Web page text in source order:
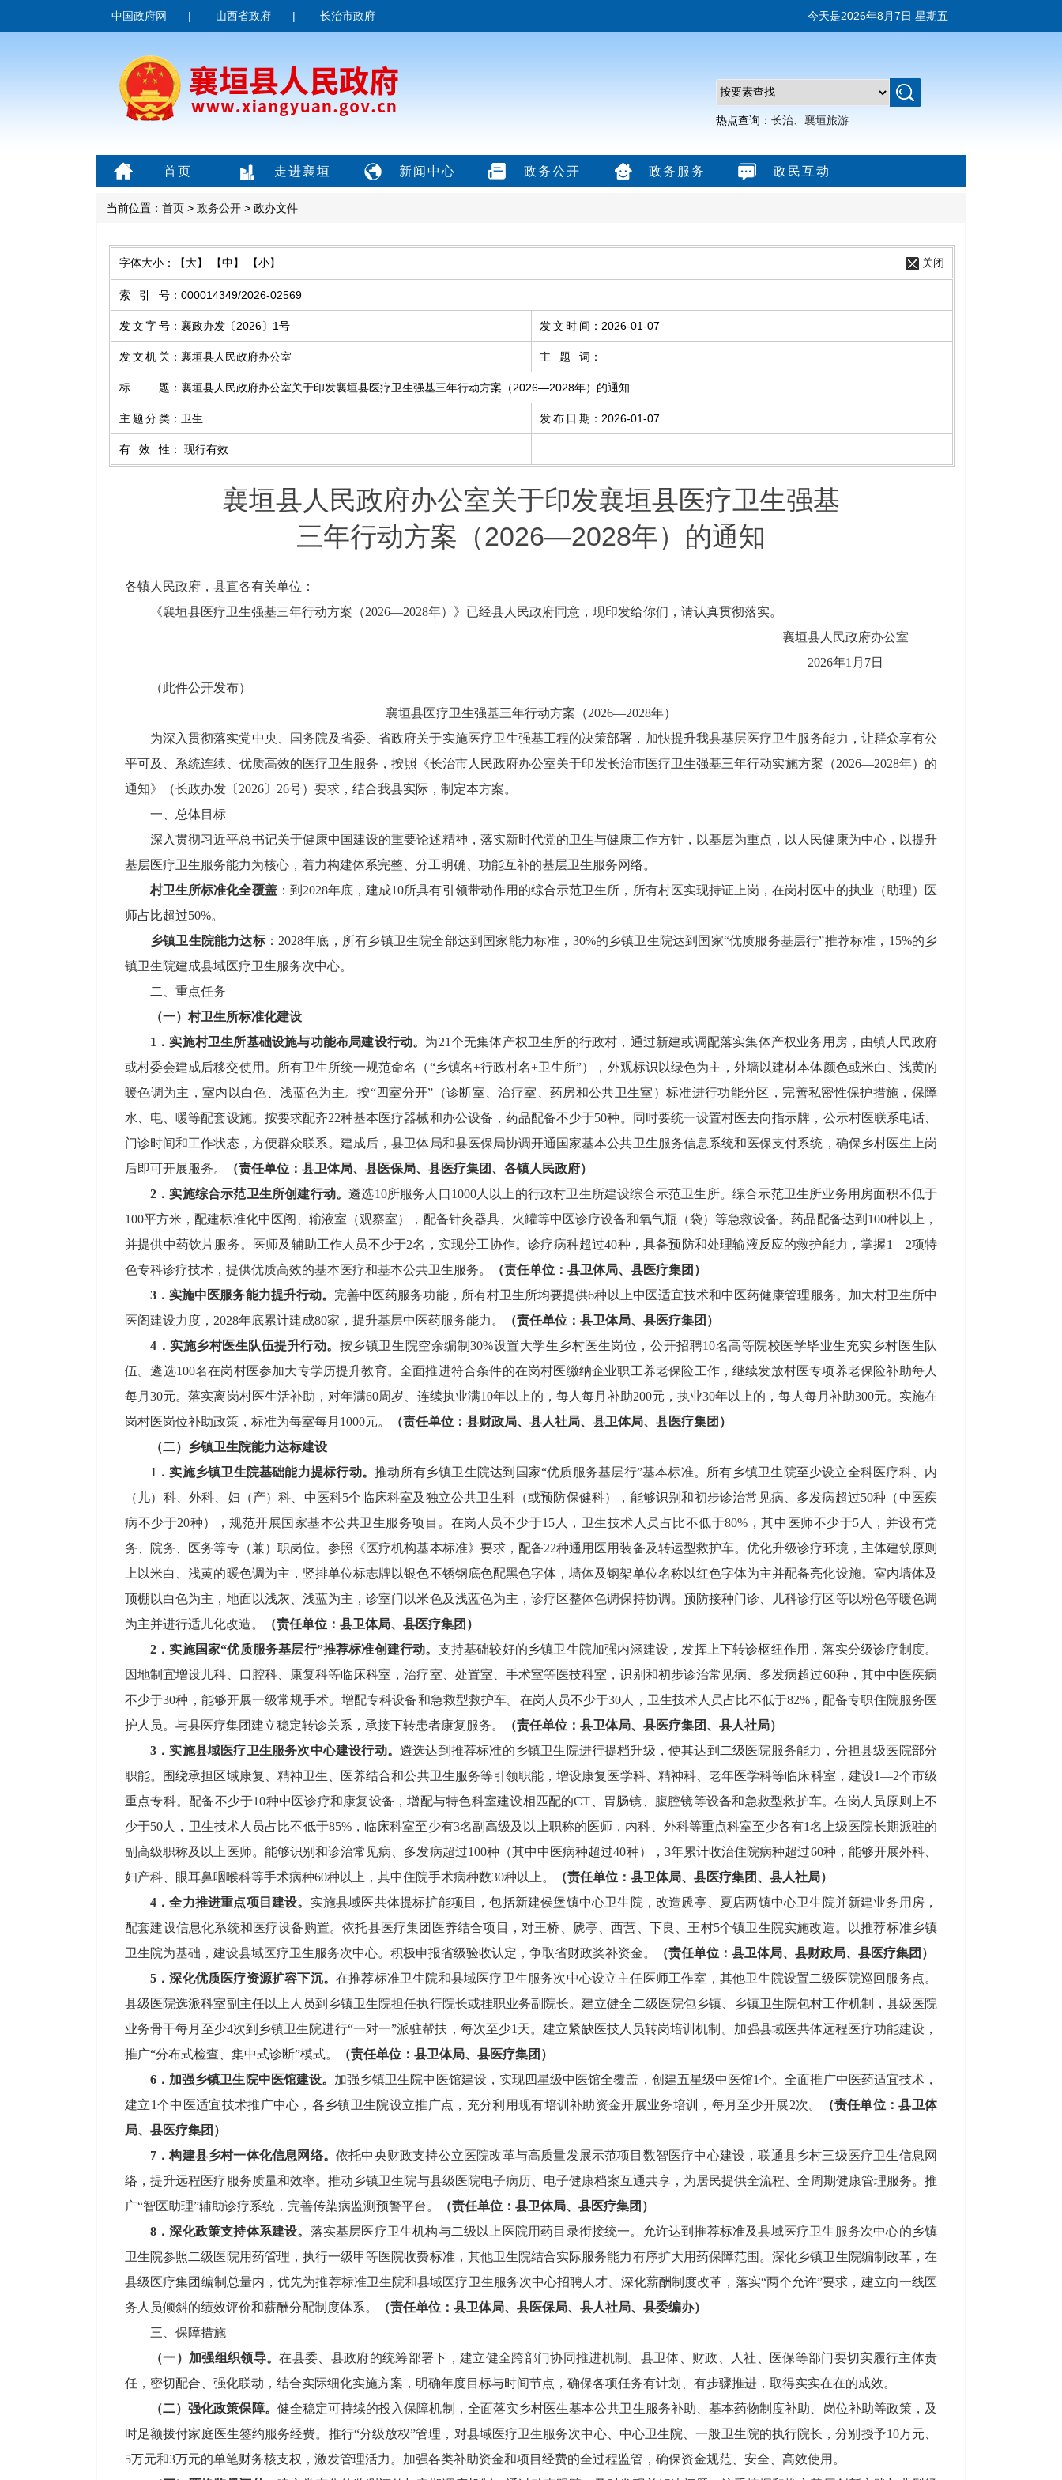
中国政府网 | 山西省政府 | 长治市政府 今天是2026年8月7日 星期五
热点查询： 长治 襄垣旅游
首页 走进襄垣 新闻中心 政务公开 政务服务 政民互动
当前位置： 首页 > 政务公开 > 政办文件
字体大小： 【大】 【中】 【小】 关闭
索引号 ： 000014349/2026-02569
发文字号 ： 襄政办发〔2026〕1号 发文时间 ： 2026-01-07
发文机关 ： 襄垣县人民政府办公室 主题词 ：
标题 ： 襄垣县人民政府办公室关于印发襄垣县医疗卫生强基三年行动方案（2026—2028年）的通知
主题分类 ： 卫生 发布日期 ： 2026-01-07
有效性 ： 现行有效
襄垣县人民政府办公室关于印发襄垣县医疗卫生强基
三年行动方案（2026—2028年）的通知
各镇人民政府，县直各有关单位：
《襄垣县医疗卫生强基三年行动方案（2026—2028年） 》 已经县人民政府同意 ， 现印发给你们，请认真贯彻落实。
襄垣县人民政府办公室
2026年1 月 7日
（此件公开发布）
襄垣县医疗卫生强基三年行动方案 （2026—2028年）
为深入贯彻落实党中央、国务院及省委、省政府关于实施医疗卫生强基工程的决策部署， 加快提升我县基层医疗卫生服务能力，让群众享有公
平可及、系统连续、优质高效的医疗卫生服务，按照 《长治市人民政府办公室关于印发长治市医疗卫生强基三年行动实施方案（2026—2028年）的
通知》（长政办发〔 2026〕 26号）要求，结合我县实际，制定本方案。
一、 总体目标
深入贯彻习近平总书记关于健康中国建设的重要论述精神，落实新时代党的卫生与健康工作方针，以基层为重点，以人民健康为中心，以提升
基层医疗卫生服务能力为核心， 着力构建体系完整、分工明确、功能互补的基层卫生服务网络。
村卫生所标准化全覆盖： 到 2028年底，建成10所具有引领带动作用的综合示范卫生所 ，所有村医实现持证上岗，在岗村医中的执业（助理）医
师占比超过50%。
乡镇卫生院能力达标： 2028年底， 所有乡镇卫生院全部达到国家能力标准， 30%的乡镇卫生院达到国家“优质服务基层行”推荐标准， 15%的乡
镇卫生院建成县域医疗卫生服务次中心。
二
、重点任务
（一） 村卫生所标准化建设
1 ．实施村卫生所基础设施与功能布局建设行动。 为21个无集体产权卫生所的行政村， 通过新建或调配落实集体产权业务用房， 由镇 人民政府
或村委会建成后移交使用。
所有卫生所统一规范命名 （“乡镇名+行政村名+卫生所”） ， 外观标识以绿色为主，外墙以建材本体颜色或米白、浅黄的
暖色调为主，室内以白色、浅蓝色为主。按“四室分开”（诊断室、治疗室、药房和公共卫生室）标准进行功能分区，完善私密性保护措施，保障
水、电、暖等配套设施。按要求配齐22种基本医疗器械和办公设备，药品配备不少于50种。 同时要统一设置村医去向指示牌， 公示村医联系电话、
门诊时间和工作状态，方便群众联系。建成后，县卫体局和县医保局协调开通国家基本公共卫生服务信息系统和医保支付系统，确保乡村医生上岗
后即可开展服务。
（责任单位：县卫体局、县医保局、 县医疗集团、 各镇人民政府）
2 ．实施综合示范卫生所创建行动。遴选10所服务人口1000人以上的行政村卫生所建设综合示范卫生 所。综合示范卫生所业务用房面积不低于
100平方米，配建标准化中医阁 输液室（观察室），配备针灸器具、火罐等中医诊疗设备和氧气瓶（袋）等急救设备。药品配备达到 100种以上，
并提供中药饮片服务。医师及辅助工作人员不少于2名，实现分工协作。诊疗病种超过40种，具备预防和处理输液反应的救护能力，掌握1—2项特
色专科诊疗技术，提供优质高效的基本医疗和基本公共卫生服务。
（责任单位：县卫体局、县医疗集团）
3 ．实施中医服务能力提升行动。 完善中医药服务功能，所有村卫生所均要提供6种以上中医适宜技术和中医药健康管理服务。加大村卫生所中
医阁建设力度， 2028年底累计建成80家，提升基层中医药服务能力。
（责任单位：县卫体局、县医疗集团）
4 ．实施乡村医生 队伍提升行动。 按乡镇卫生院空余编制30%设置大学生乡村医生岗位，公开招聘10名高等院校医学毕业生充实乡村医生队
伍。遴选100名在岗村医参加大专学历提升教育。全面推进符合条件的在岗村医缴纳企业职工养老保险工作，继续发放村医专项养老保险补助每人
每月30元。落实离岗村医生活补助 ，对年满60周岁 连续执业满10年以上的 ，每人每月 补助200元 ，执业30年以上的，每人每月 补助300元。 实施在
岗村医岗位补助政策，标准为每室每月 1000元。
（责任单位：县财政局、县人社局、县卫体局、县医疗集团）
（二）乡镇卫生院能力达标建设
1 ．实施乡镇卫生院基础能力提标行动。推动所有乡镇卫生院达到国家“优质服务基层行”基本标准。所有乡镇卫生院至少设立全科医疗科、内
（儿）科、外科、妇（产）科、中医科5个临床科室及独立公共卫生科（或预防保健科）， 能够识别和初步诊治常见病、多发病超过50种 （ 中医疾
病不少于20种） ，规范开展国家基本公共卫生服务项目。 在岗人员不少于15 人，卫生技术人员占比不低于80% ，其中 医师不少于5 人 ，并设有党
务、院务、医务等专（兼）职岗位。参照《医疗机构基本标准》要求，配备22种通用医用装备及转运型救护车。优化升级诊疗环境，主体建筑原则
上以米白、浅黄的暖色调为主，竖排单位标志牌以银色不锈钢底色配黑色字体，墙体及钢架单位名称以红色字体为主并配备亮化设施。室内墙体及
顶棚以白色为主，地面以浅灰、浅蓝为主，诊室门以米色及浅蓝色为主，诊疗区整体色调保持协调。预防接种门诊、儿科诊疗区等以粉色等暖色调
为主并进行适儿化改造。
（责任单位：县卫体局、县医疗集团）
2 ．实施国家“优质服务基层行”推荐标准创建行动。 支持基础较好的乡镇卫生院加强内涵建设，发挥上下转诊枢纽作用，落实分级诊疗制度。
因地制宜增设儿科、口腔科、康复科等临床科室，治疗室、处置室、手术室等医技科室，识别和初步诊治常见病、多发病超过60种，其中中医疾病
不少于30种，能够开展一级常规手术。增配专科设备和急救型救护车。在岗人员不少于30 人，卫生技术人员占比不低于82%，配备专职住院服务医
护人员。与县医疗集团建立稳定转诊关系，承接下转患者康复服务。
（责任单位：县卫体局、县医疗集团、县人社局）
3 ．实施县域医疗卫生服务次中心建设行动。 遴选达到推荐标准的乡镇卫生院进行提档升级，使其达到二级医院服务能力，分担县级医院部分
职能。
围绕承担区域康复、精神卫生、医养结合和公共卫生服务等引领职能，增设康复医学科、精神科、老年医学科等临床科室，建设1—2个市级
重点专科。配备不少于10种中医诊疗和康复设备，增配与特色科室建设相匹配的CT 、胃肠镜、腹腔镜等设备和急救型救护车。在岗人员原则上不
少于50 人，卫生技术人员占比不低于85%，临床科室至少有3名副高级及以上职称的医师，内科、外科等重点科室至少各有1名上级医院长期派驻的
副高级职称及以上医师。能够识别和诊治常见病、多发病超过100种 （其中中医病种超过40种） ， 3年累计收治住院病种超过60种，能够开展外科、
妇产科、眼耳鼻咽喉科等手术病种60种以上，其中住院手术病种数30种以上。 （责任单位：县卫体局、县医疗集团、县人社局）
4 ．全力推进重点项目建设。 实施县域医共体提标扩能项目 ，包括新建侯堡镇中心卫生院， 改造虒亭、夏店两镇中心卫生院并新建业务用房，
配套建设信息化系统和医疗设备购置。依托县医疗集团 医养结合项目， 对王桥 、虒亭、西营、下良、王村5个镇卫生院实施改造。
以推荐标准乡镇
卫生院为基础， 建设县域医疗卫生服务次中心。积极申报省级验收认定，争取省财政奖补资金。
（责任单位：县卫体局、县财政局、县医疗集团）
5 ．深化优质医疗资源扩容下沉。 在推荐标准卫生院和县域医疗卫生服务次中心设立主任医师工作室， 其他卫生院设置二级医院巡回服务点。
县级医院选派科室副主任以上人员到乡镇卫生院担任执行院长或挂职业务副院长。建立健全二级医院包乡镇、乡镇卫生院包村工作机制，县级医院
业务骨干每月至少4次到乡镇卫生院进行“一对一”派驻帮扶，每次至少1 天。建立紧缺医技人员转岗培训机制 。 加强县域医共体远程医疗功能建设，
推广“分布式检查、集中式诊断”模式。 （责任单位：县卫体局、县医疗集团 ）
6 ． 加强乡镇卫生院中医馆建设。 加强乡镇卫生院中医馆建设， 实现四星级中医馆全覆盖，创建五星级中医馆1个。全面推广中医药适宜技术 ，
建立1个中医适宜技术推广中心，各乡镇卫生院设立推广点，充分利用现有培训补助资金开展业务培训，每月至少开展2次。 （责任单位：县卫体
局、县医疗集团 ）
7 ．构建县乡村一体化信息网络。 依托中央财政支持公立医院改革与高质量发展示范项目数智医疗中心建设，联通县乡村三级医疗卫生信息网
络，提升远程医疗服务质量和效率。推动乡镇卫生院与县级医院电子病历、电子健康档案互通共享，为居民提供全流程、全周期健康管理服务。推
广“智医助理”辅助诊疗系统，完善传染病监测预警平台 。 （责任单位：县卫体局、县医疗集团 ）
8 ．深化政策支持体系建设。 落实基层医疗卫生机构与二级以上医院用药目录衔接统一。允许达到推荐标准及县域医疗卫生服务次中心的乡镇
卫生院参照二级医院用药管理，执行一级甲等医院收费标准，其他卫生院结合实际服务能力有序扩大用药保障范围。深化乡镇卫生院编制改革，在
县级医疗集团编制总量内，优先为推荐标准卫生院和县域医疗卫生服务次中心招聘人才。深化薪酬制度改革，落实“两个允许”要求，建立向一线医
务人员倾斜的绩效评价和薪酬分配制度体系。
（责任单位：县卫体局、县医保局、县人社局、县委编办）
三 、保障措施
（一）加强组织领导。在县委、县政府的统筹部署下 ，建立健全跨部门协同推进机制。县卫体、财政、人社、医保等部门要切实履行主体责
任，密切配合、强化联动，结合实际细化实施方案，明确年度目标与时间节点，确保各项任务有计划、有步骤推进，取得实实在在的成效。
（二）强化政策保障。 健全稳定可持续的投入保障机制，全面落实乡村医生基本公共卫生服务补助、基本药物制度补助、岗位补助等政策，及
时足额拨付家庭医生签约服务经费。推行“分级放权”管理，对县域医疗卫生服务次中心、中心卫生院、一般卫生院的执行院长，分别授予10万元、
5万元和3万元的单笔财务核支权，激发管理活力。加强各类补助资金和项目经费的全过程监管，确保资金规范、安全、高效使用。